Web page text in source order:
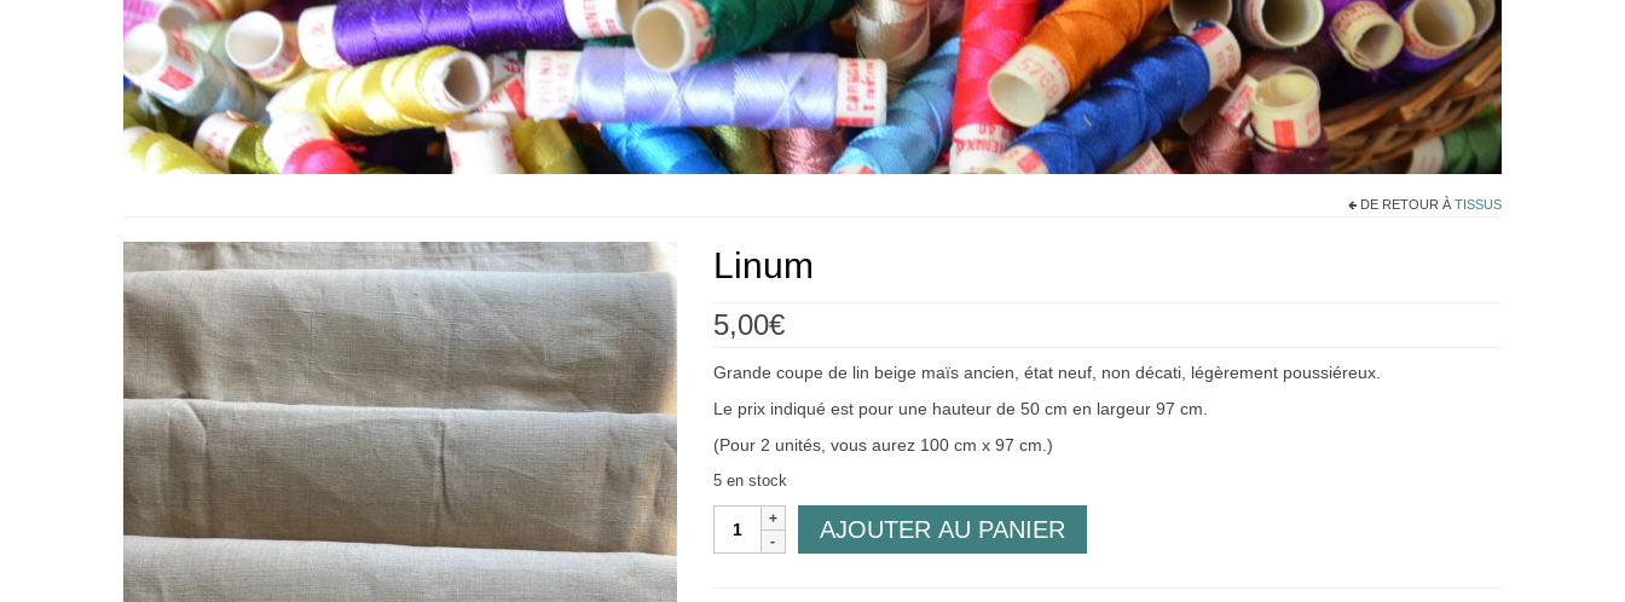
DE RETOUR À TISSUS
Linum
5,00€
Grande coupe de lin beige maïs ancien, état neuf, non décati, légèrement poussiéreux.
Le prix indiqué est pour une hauteur de 50 cm en largeur 97 cm.
(Pour 2 unités, vous aurez 100 cm x 97 cm.)
5 en stock
quantité
AJOUTER AU PANIER